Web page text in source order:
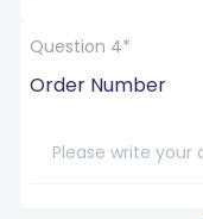
Question 4*
Order Number